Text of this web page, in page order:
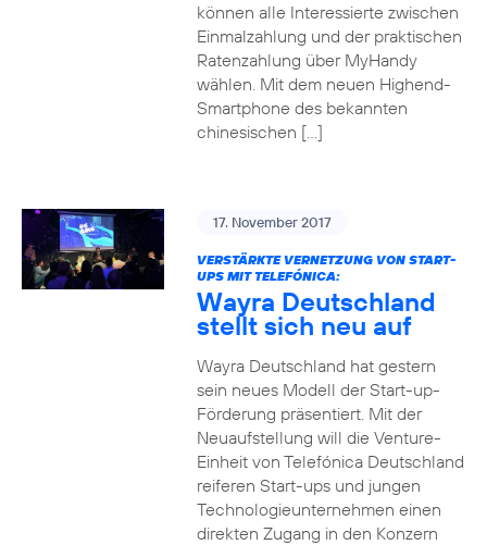
können alle Interessierte zwischen
Einmalzahlung und der praktischen
Ratenzahlung über MyHandy
wählen. Mit dem neuen Highend-
Smartphone des bekannten
chinesischen […]
17. November 2017
VERSTÄRKTE VERNETZUNG VON START-
UPS MIT TELEFÓNICA:
Wayra Deutschland
stellt sich neu auf
Wayra Deutschland hat gestern
sein neues Modell der Start-up-
Förderung präsentiert. Mit der
Neuaufstellung will die Venture-
Einheit von Telefónica Deutschland
reiferen Start-ups und jungen
Technologieunternehmen einen
direkten Zugang in den Konzern